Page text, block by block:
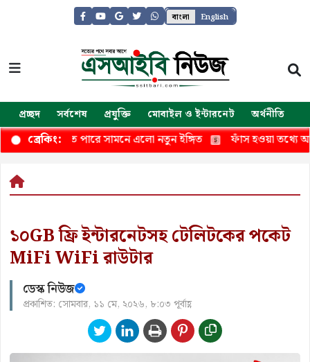
বাংলা English
প্রচ্ছদ সর্বশেষ প্রযুক্তি মোবাইল ও ইন্টারনেট অর্থনীতি
ব্রেকিং:
বাড়তে পারে সামনে এলো নতুন ইঙ্গিত ফাঁস হওয়া তথ্যে
১০GB ফ্রি ইন্টারনেটসহ টেলিটকের পকেট
MiFi WiFi রাউটার
ডেস্ক নিউজ
প্রকাশিত: সোমবার, ১১ মে, ২০২৬, ৮:০৩ পূর্বাহ্ণ